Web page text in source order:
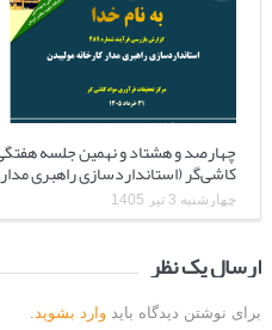
چهارصد و هشتاد و نهمین جلسه
کاشی‌گر (استانداردسازی راهبری
چهارشنبه 3 تیر 1405
ارسال یک نظر
برای نوشتن دیدگاه باید وارد بشوید